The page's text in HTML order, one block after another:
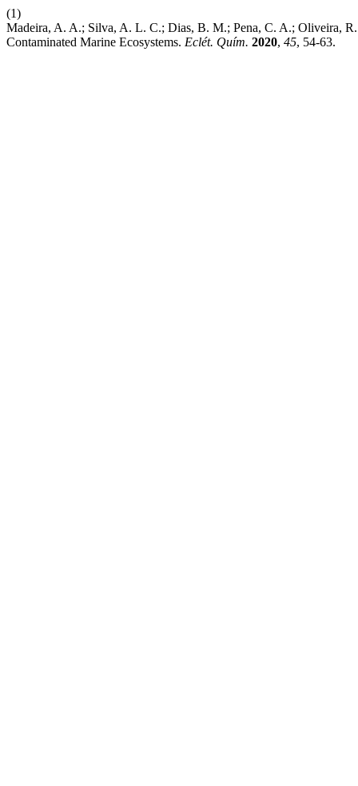
(1)
Madeira, A. A.; Silva, A. L. C.; Dias, B. M.; Pena, C. A.; Oliveira,
Contaminated Marine Ecosystems. Eclét. Quím. 2020, 45, 54-63.